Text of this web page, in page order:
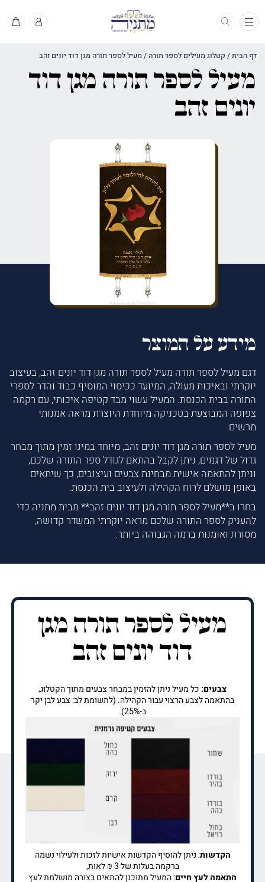
תפריט
דף הבית/ קטלוג מעילים לספר תורה / מעיל לספר תורה מגן דוד יונים זהב
מעיל לספר תורה מגן דוד
יונים זהב
מידע על המוצר
דגם מעיל לספר תורה מעיל לספר תורה מגן דוד יונים זהב, בעיצוב
יוקרתי ובאיכות מעולה, המיועד ככיסוי המוסיף כבוד והדר לספרי
התורה בבית הכנסת. המעיל עשוי מבד קטיפה איכותי, עם רקמה
צפופה המבוצעת בטכניקה מיוחדת היוצרת מראה אמנותי
מרשים.
מעיל לספר תורה מגן דוד יונים זהב, מיוחד במינו זמין מתוך מבחר
גדול של דגמים, ניתן לקבל בהתאם לגודל ספר התורה שלכם,
וניתן להתאמה אישית מבחינת צבעים ועיצובים, כך שיתאים
באופן מושלם לרוח הקהילה ולעיצוב בית הכנסת.
בחרו ב**מעיל לספר תורה מגן דוד יונים זהב** מבית מתניה כדי
להעניק לספר התורה שלכם מראה יוקרתי המשדר קדושה,
מסורת ואומנות ברמה הגבוהה ביותר.
מעיל לספר תורה מגן
דוד יונים זהב
צבעים: כל מעיל ניתן להזמין במבחר צבעים מתוך הקטלוג,
בהתאמה לצבע הרצוי עבור הקהילה. (לתשומת לב: צבע לבן יקר
ב-25%).
הקדשות: ניתן להוסיף הקדשות אישיות לזכות ולעילוי נשמה
ברקמה בעלות של 3 ₪ לאות,
התאמה לעץ חיים: המעיל מתוכנן להתאים בצורה מושלמת לעץ